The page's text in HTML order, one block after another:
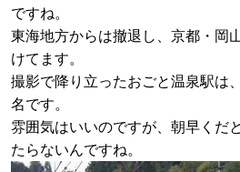
ですね。
東海地方からは撤退し、京都・岡
けてます。
撮影で降り立ったおごと温泉駅は
名です。
雰囲気はいいのですが、朝早くだ
たらないんですね。